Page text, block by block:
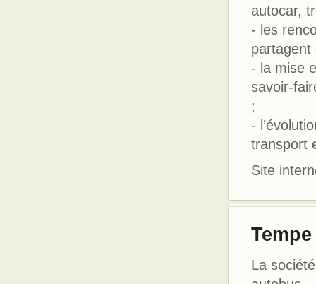
autocar,
- les
partagent
- la mise
savoir-
;
-
transport
Site
Tempe
La